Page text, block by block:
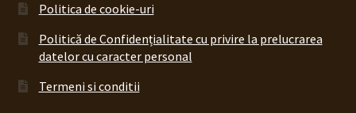
Politica de cookie-uri
Politică de Confidențialitate cu privire la prelucrarea
datelor cu caracter personal
Termeni si conditii